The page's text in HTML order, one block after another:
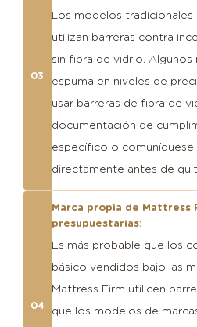
03
Los modelos
utilizan barreras contra
sin fibra de vidrio.
espuma en niveles de
usar barreras de fibra de
documentación de
específico o
directamente antes de
04
Marca propia de Mattress
presupuestarias:
Es más probable que los
básico vendidos bajo las
Mattress Firm utilicen
que los modelos de